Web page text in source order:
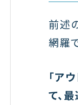
前述
網羅
「ア
て、